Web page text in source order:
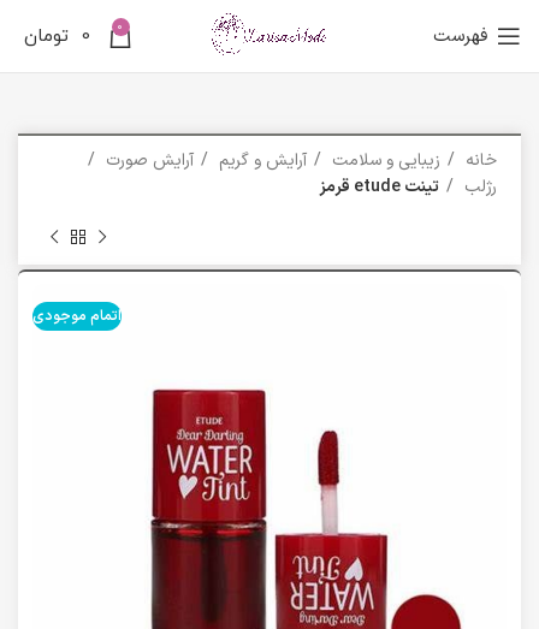
فهرست 0
0 تومان
خانه زیبایی و سلامت آرایش و گریم
آرایش صورت
رژلب
تینت etude قرمز
اتمام موجودی